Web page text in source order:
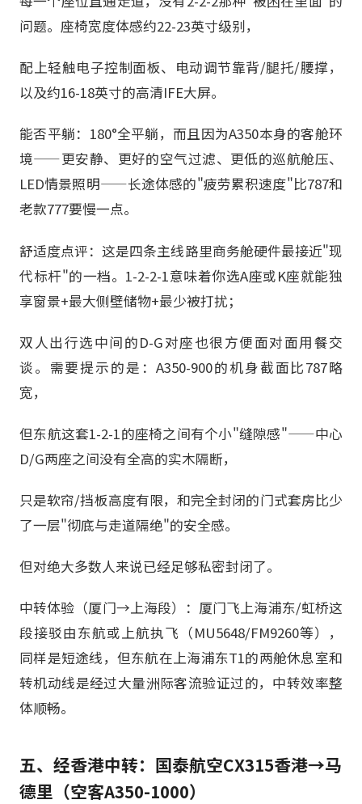
问题。座椅宽度体感约22-23英寸级别，
配上轻触电子控制面板、电动调节靠背/腿托/腰撑，
以及约16-18英寸的高清IFE大屏。
能否平躺：180°全平躺，而且因为A350本身的客舱环
境——更安静、更好的空气过滤、更低的巡航舱压、
LED情景照明——长途体感的"疲劳累积速度"比787和
老款777要慢一点。
舒适度点评：这是四条主线路里商务舱硬件最接近"现
代标杆"的一档。1-2-2-1意味着你选A座或K座就能独
享窗景+最大侧壁储物+最少被打扰；
双人出行选中间的D-G对座也很方便面对面用餐交
谈。需要提示的是：A350-900的机身截面比787略
宽，
但东航这套1-2-1的座椅之间有个小"缝隙感"——中心
D/G两座之间没有全高的实木隔断，
只是软帘/挡板高度有限，和完全封闭的门式套房比少
了一层"彻底与走道隔绝"的安全感。
但对绝大多数人来说已经足够私密封闭了。
中转体验（厦门→上海段）：厦门飞上海浦东/虹桥这
段接驳由东航或上航执飞（MU5648/FM9260等），
同样是短途线，但东航在上海浦东T1的两舱休息室和
转机动线是经过大量洲际客流验证过的，中转效率整
体顺畅。
五、经香港中转：国泰航空CX315香港→马
德里（空客A350-1000）